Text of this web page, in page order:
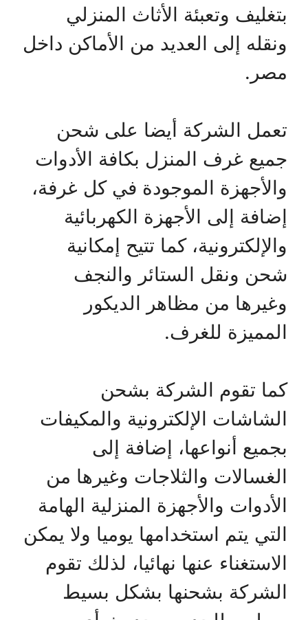
بتغليف وتعبئة الأثاث المنزلي
ونقله إلى العديد من الأماكن داخل
مصر.
تعمل الشركة أيضا على شحن
جميع غرف المنزل بكافة الأدوات
والأجهزة الموجودة في كل غرفة،
إضافة إلى الأجهزة الكهربائية
والإلكترونية، كما تتيح إمكانية
شحن ونقل الستائر والنجف
وغيرها من مظاهر الديكور
المميزة للغرف.
كما تقوم الشركة بشحن
الشاشات الإلكترونية والمكيفات
بجميع أنواعها، إضافة إلى
الغسالات والثلاجات وغيرها من
الأدوات والأجهزة المنزلية الهامة
التي يتم استخدامها يوميا ولا يمكن
الاستغناء عنها نهائيا، لذلك تقوم
الشركة بشحنها بشكل بسيط